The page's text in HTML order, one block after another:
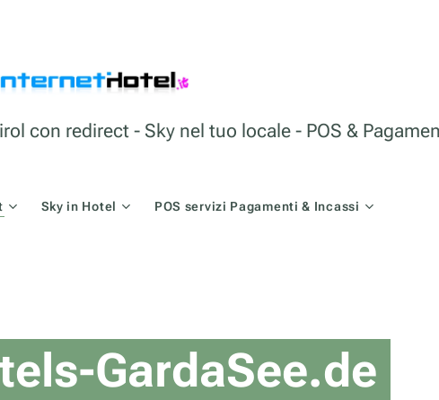
con redirect - Sky nel tuo locale - POS &
Sky in Hotel POS servizi Pagamenti & Incassi
GardaSee.de